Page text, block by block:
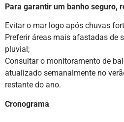
Para garantir um banho seguro,
Evitar o mar logo após chuvas
Preferir áreas mais afastadas de
pluvial;
Consultar o monitoramento de
atualizado semanalmente no
restante do ano.
Cronograma